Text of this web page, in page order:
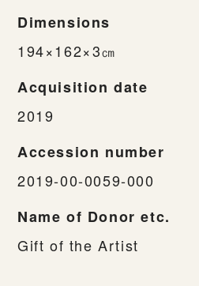
Dimensions
194×162×3㎝
Acquisition date
2019
Accession number
2019-00-0059-000
Name of Donor etc.
Gift of the Artist